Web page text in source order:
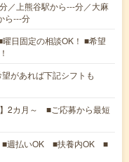
／上熊谷駅から---分／大麻
ら---分
日固定の相談OK！ ■希望
があれば下記シフトも
】2カ月～ ■ご応募から最短
■週払いOK ■扶養内OK ■